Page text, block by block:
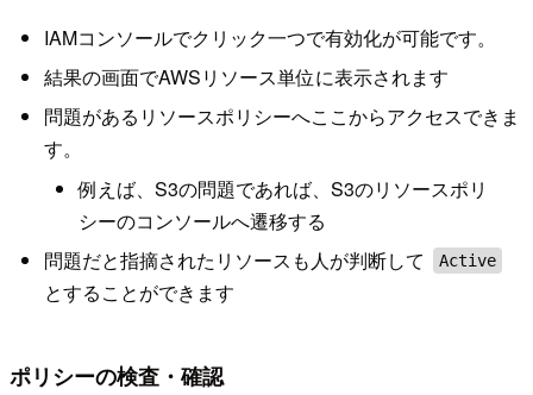
IAMコンソールでクリック一つで有効化が可能です。
結果の画面でAWSリソース単位に表示されます
問題があるリソースポリシーへここからアクセスできま
す。
例えば、S3の問題であれば、S3のリソースポリ
シーのコンソールへ遷移する
問題だと指摘されたリソースも人が判断して
Active
とすることができます
ポリシーの検査・確認